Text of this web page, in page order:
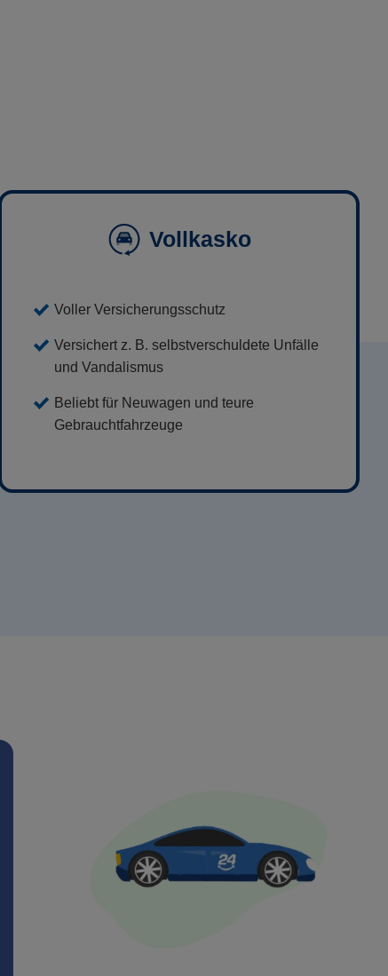
Vollkasko
Voller Versicherungsschutz
Versichert z. B. selbstverschuldete Unfälle
und Vandalismus
Beliebt für Neuwagen und teure
Gebrauchtfahrzeuge